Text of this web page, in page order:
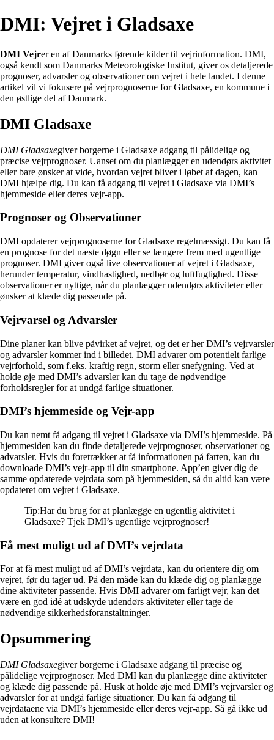
DMI: Vejret i Gladsaxe
DMI Vejrer en af Danmarks førende kilder til vejrinformation. DMI,
også kendt som Danmarks Meteorologiske Institut, giver os detaljerede
prognoser, advarsler og observationer om vejret i hele landet. I denne
artikel vil vi fokusere på vejrprognoserne for Gladsaxe, en kommune i
den østlige del af Danmark.
DMI Gladsaxe
DMI Gladsaxegiver borgerne i Gladsaxe adgang til pålidelige og
præcise vejrprognoser. Uanset om du planlægger en udendørs aktivitet
eller bare ønsker at vide, hvordan vejret bliver i løbet af dagen, kan
DMI hjælpe dig. Du kan få adgang til vejret i Gladsaxe via DMI’s
hjemmeside eller deres vejr-app.
Prognoser og Observationer
DMI opdaterer vejrprognoserne for Gladsaxe regelmæssigt. Du kan få
en prognose for det næste døgn eller se længere frem med ugentlige
prognoser. DMI giver også live observationer af vejret i Gladsaxe,
herunder temperatur, vindhastighed, nedbør og luftfugtighed. Disse
observationer er nyttige, når du planlægger udendørs aktiviteter eller
ønsker at klæde dig passende på.
Vejrvarsel og Advarsler
Dine planer kan blive påvirket af vejret, og det er her DMI’s vejrvarsler
og advarsler kommer ind i billedet. DMI advarer om potentielt farlige
vejrforhold, som f.eks. kraftig regn, storm eller snefygning. Ved at
holde øje med DMI’s advarsler kan du tage de nødvendige
forholdsregler for at undgå farlige situationer.
DMI’s hjemmeside og Vejr-app
Du kan nemt få adgang til vejret i Gladsaxe via DMI’s hjemmeside. På
hjemmesiden kan du finde detaljerede vejrprognoser, observationer og
advarsler. Hvis du foretrækker at få informationen på farten, kan du
downloade DMI’s vejr-app til din smartphone. App’en giver dig de
samme opdaterede vejrdata som på hjemmesiden, så du altid kan være
opdateret om vejret i Gladsaxe.
Tip:Har du brug for at planlægge en ugentlig aktivitet i
Gladsaxe? Tjek DMI’s ugentlige vejrprognoser!
Få mest muligt ud af DMI’s vejrdata
For at få mest muligt ud af DMI’s vejrdata, kan du orientere dig om
vejret, før du tager ud. På den måde kan du klæde dig og planlægge
dine aktiviteter passende. Hvis DMI advarer om farligt vejr, kan det
være en god idé at udskyde udendørs aktiviteter eller tage de
nødvendige sikkerhedsforanstaltninger.
Opsummering
DMI Gladsaxegiver borgerne i Gladsaxe adgang til præcise og
pålidelige vejrprognoser. Med DMI kan du planlægge dine aktiviteter
og klæde dig passende på. Husk at holde øje med DMI’s vejrvarsler og
advarsler for at undgå farlige situationer. Du kan få adgang til
vejrdataene via DMI’s hjemmeside eller deres vejr-app. Så gå ikke ud
uden at konsultere DMI!